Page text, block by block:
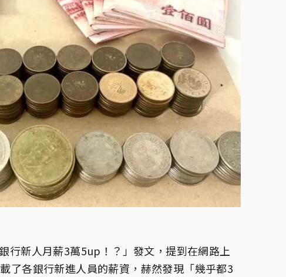
行新人月薪3萬5up！？」發文，提到在網路上
了各銀行新進人員的薪資，赫然發現「幾乎都3